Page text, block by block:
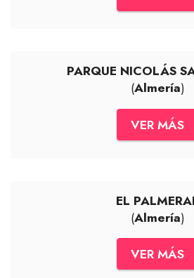
PARQUE NICOLÁS
(Almería)
VER MÁS
EL
(Almería)
VER MÁS